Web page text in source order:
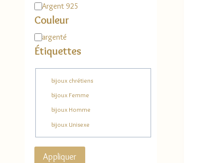
Matière
Argent 925
Couleur
Couleur
argenté
Étiquettes
Étiquette
bijoux chrétiens
bijoux Femme
bijoux Homme
bijoux Unisexe
Appliquer